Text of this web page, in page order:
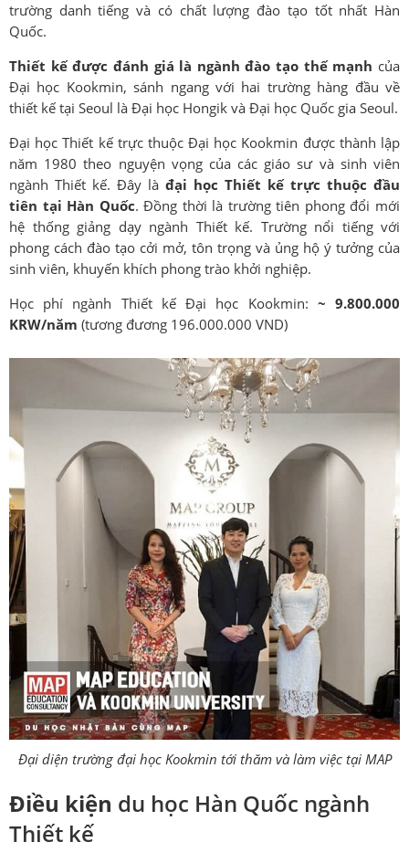
trường danh tiếng và có chất lượng đào tạo tốt nhất Hàn
Quốc.
Thiết kế được đánh giá là ngành đào tạo thế mạnh của
Đại học Kookmin, sánh ngang với hai trường hàng đầu về
thiết kế tại Seoul là Đại học Hongik và Đại học Quốc gia Seoul.
Đại học Thiết kế trực thuộc Đại học Kookmin được thành lập
năm 1980 theo nguyện vọng của các giáo sư và sinh viên
ngành Thiết kế. Đây là đại học Thiết kế trực thuộc đầu
tiên tại Hàn Quốc. Đồng thời là trường tiên phong đổi mới
hệ thống giảng dạy ngành Thiết kế. Trường nổi tiếng với
phong cách đào tạo cởi mở, tôn trọng và ủng hộ ý tưởng của
sinh viên, khuyến khích phong trào khởi nghiệp.
Học phí ngành Thiết kế Đại học Kookmin: ~ 9.800.000
KRW/năm (tương đương 196.000.000 VND)
Đại diện trường đại học Kookmin tới thăm và làm việc tại MAP
Điều kiện du học Hàn Quốc ngành
Thiết kế